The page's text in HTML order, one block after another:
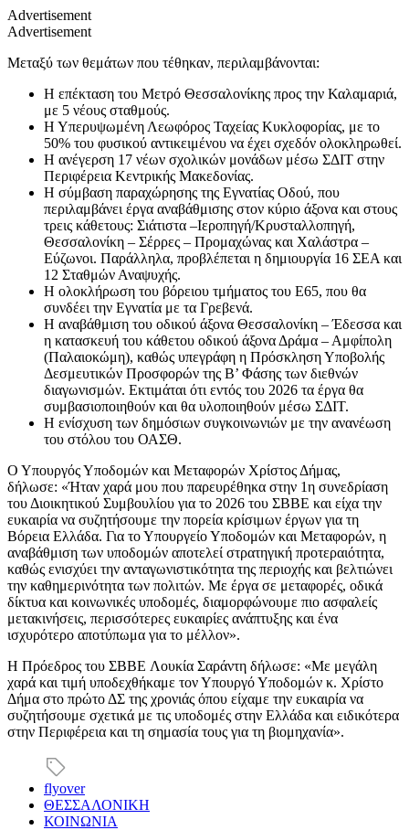
Advertisement
Advertisement
Μεταξύ των θεμάτων που τέθηκαν, περιλαμβάνονται:
Η επέκταση του Μετρό Θεσσαλονίκης προς την Καλαμαριά,
με 5 νέους σταθμούς.
Η Υπερυψωμένη Λεωφόρος Ταχείας Κυκλοφορίας, με το
50% του φυσικού αντικειμένου να έχει σχεδόν ολοκληρωθεί.
Η ανέγερση 17 νέων σχολικών μονάδων μέσω ΣΔΙΤ στην
Περιφέρεια Κεντρικής Μακεδονίας.
Η σύμβαση παραχώρησης της Εγνατίας Οδού, που
περιλαμβάνει έργα αναβάθμισης στον κύριο άξονα και στους
τρεις κάθετους: Σιάτιστα –Ιεροπηγή/Κρυσταλλοπηγή,
Θεσσαλονίκη – Σέρρες – Προμαχώνας και Χαλάστρα –
Εύζωνοι. Παράλληλα, προβλέπεται η δημιουργία 16 ΣΕΑ και
12 Σταθμών Αναψυχής.
Η ολοκλήρωση του βόρειου τμήματος του Ε65, που θα
συνδέει την Εγνατία με τα Γρεβενά.
Η αναβάθμιση του οδικού άξονα Θεσσαλονίκη – Έδεσσα και
η κατασκευή του κάθετου οδικού άξονα Δράμα – Αμφίπολη
(Παλαιοκώμη), καθώς υπεγράφη η Πρόσκληση Υποβολής
Δεσμευτικών Προσφορών της Β’ Φάσης των διεθνών
διαγωνισμών. Εκτιμάται ότι εντός του 2026 τα έργα θα
συμβασιοποιηθούν και θα υλοποιηθούν μέσω ΣΔΙΤ.
Η ενίσχυση των δημόσιων συγκοινωνιών με την ανανέωση
του στόλου του ΟΑΣΘ.
Ο Υπουργός Υποδομών και Μεταφορών Χρίστος Δήμας,
δήλωσε: «Ήταν χαρά μου που παρευρέθηκα στην 1η συνεδρίαση
του Διοικητικού Συμβουλίου για το 2026 του ΣΒΒΕ και είχα την
ευκαιρία να συζητήσουμε την πορεία κρίσιμων έργων για τη
Βόρεια Ελλάδα. Για το Υπουργείο Υποδομών και Μεταφορών, η
αναβάθμιση των υποδομών αποτελεί στρατηγική προτεραιότητα,
καθώς ενισχύει την ανταγωνιστικότητα της περιοχής και βελτιώνει
την καθημερινότητα των πολιτών. Με έργα σε μεταφορές, οδικά
δίκτυα και κοινωνικές υποδομές, διαμορφώνουμε πιο ασφαλείς
μετακινήσεις, περισσότερες ευκαιρίες ανάπτυξης και ένα
ισχυρότερο αποτύπωμα για το μέλλον».
Η Πρόεδρος του ΣΒΒΕ Λουκία Σαράντη δήλωσε: «Με μεγάλη
χαρά και τιμή υποδεχθήκαμε τον Υπουργό Υποδομών κ. Χρίστο
Δήμα στο πρώτο ΔΣ της χρονιάς όπου είχαμε την ευκαιρία να
συζητήσουμε σχετικά με τις υποδομές στην Ελλάδα και ειδικότερα
στην Περιφέρεια και τη σημασία τους για τη βιομηχανία».
flyover
ΘΕΣΣΑΛΟΝΙΚΗ
ΚΟΙΝΩΝΙΑ